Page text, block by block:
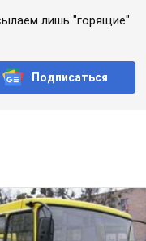
лишь "горящие"
Подписаться